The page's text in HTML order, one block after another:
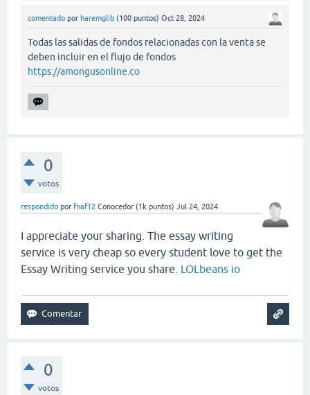
comentado por haremglib (100 puntos) Oct 28, 2024
Todas las salidas de fondos relacionadas con la venta se
deben incluir en el flujo de fondos
https://amongusonline.co
0
votos
respondido por fnaf12 Conocedor (1k puntos) Jul 24, 2024
I appreciate your sharing. The essay writing
service is very cheap so every student love to get the
Essay Writing service you share. LOLbeans io
0
votos